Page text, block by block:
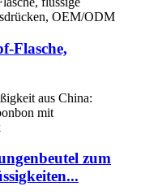
Flasche,
zum